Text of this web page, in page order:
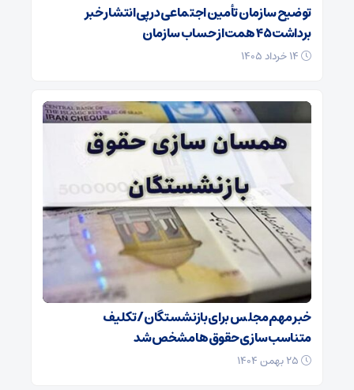
توضیح سازمان تأمین اجتماعی در پی انتشار خبر
برداشت ۴۵ همت از حساب سازمان
خبر مهم مجلس برای بازنشستگان/ تکلیف
متناسب‌سازی حقوق‌ها مشخص شد